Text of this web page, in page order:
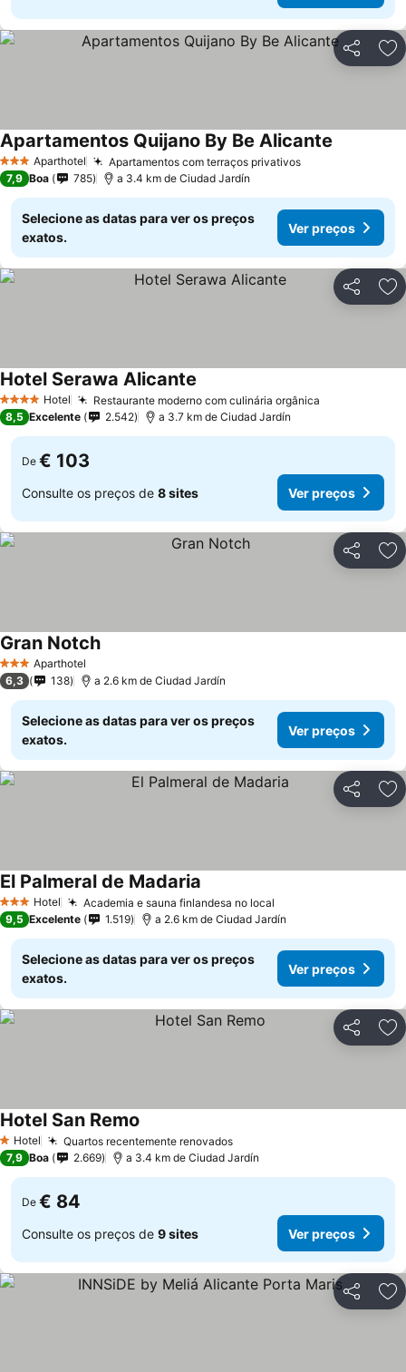
Partilhar
3 EstrelasAparthotel Apartamentos com terraços privativos
Apartamentos Quijano By Be Alicante
7,9 Boa 785 a 3.4 km de Ciudad Jardín
Selecione as datas para ver os preços
exatos.
Ver preços
Partilhar
4 EstrelasHotel Restaurante moderno com culinária orgânica
Hotel Serawa Alicante
8,5 Excelente 2.542 a 3.7 km de Ciudad Jardín
De € 103
Consulte os preços de 8 sites Ver preços
Partilhar
3 EstrelasAparthotel
Gran Notch
6,3 138 a 2.6 km de Ciudad Jardín
Selecione as datas para ver os preços
exatos.
Ver preços
Partilhar
3 EstrelasHotel Academia e sauna finlandesa no local
El Palmeral de Madaria
9,5 Excelente 1.519 a 2.6 km de Ciudad Jardín
Selecione as datas para ver os preços
exatos.
Ver preços
Partilhar
1 Estrelas
Hotel Quartos recentemente renovados
Hotel San Remo
7,9 Boa 2.669 a 3.4 km de Ciudad Jardín
De € 84
Consulte os preços de 9 sites Ver preços
Partilhar